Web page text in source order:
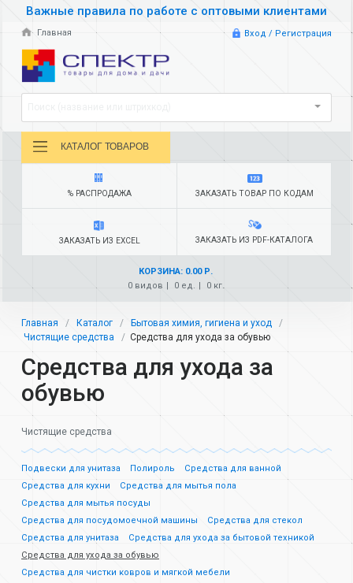
Важные правила по работе с оптовыми клиентами
Главная Вход / Регистрация
КАТАЛОГ ТОВАРОВ
% РАСПРОДАЖА ЗАКАЗАТЬ ТОВАР ПО КОДАМ
ЗАКАЗАТЬ ИЗ EXCEL ЗАКАЗАТЬ ИЗ PDF-КАТАЛОГА
КОРЗИНА: 0.00 Р.
0 видов
0 ед. 0 кг.
Главная Каталог
Бытовая химия, гигиена и уход
Чистящие средства
Средства для ухода за обувью
Средства для ухода за
обувью
Чистящие средства
Подвески для унитаза Полироль
Средства для ванной
Средства для кухни
Средства для мытья пола
Средства для мытья посуды
Средства для посудомоечной машины
Средства для стекол
Средства для унитаза
Средства для ухода за бытовой техникой
Средства для ухода за обувью
Средства для чистки ковров и мягкой мебели